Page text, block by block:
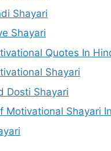
Shayari
Shayari
Quotes In
Shayari
Dosti Shayari
Motivational Shayari